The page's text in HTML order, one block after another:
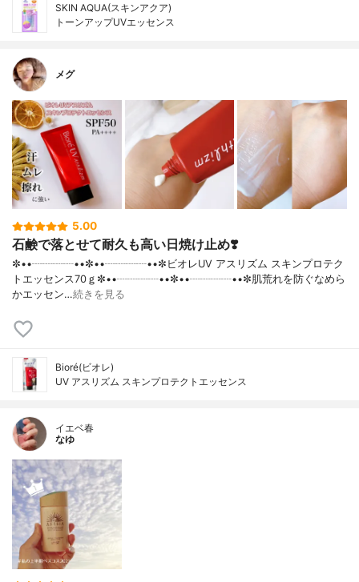
SKIN AQUA(スキンアクア)
トーンアップUVエッセンス
メグ
5.00
石鹸で落とせて耐久も高い日焼け止め❣️
✼••┈┈┈┈••✼••┈┈┈┈••✼ビオレUV アスリズム スキンプロテク
トエッセンス70ｇ✼••┈┈┈┈••✼••┈┈┈┈••✼肌荒れを防ぐなめら
かエッセン…続きを見る
Bioré(ビオレ)
UV アスリズム スキンプロテクトエッセンス
イエベ春
なゆ